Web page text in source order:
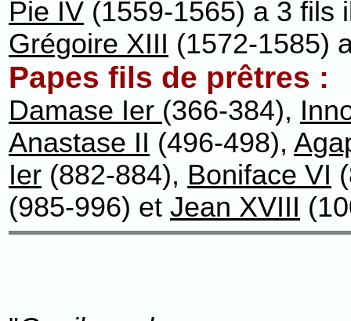
Pie IV (1559-1565) a 3 fils
Grégoire XIII (1572-1585)
Papes fils de prêtres :
Damase Ier (366-384),
Anastase II (496-498),
Ier (882-884), Boniface VI
(985-996) et Jean XVIII